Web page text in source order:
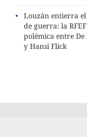
Louzán entierra
de guerra: la
polémica entre De
y Hansi Flick